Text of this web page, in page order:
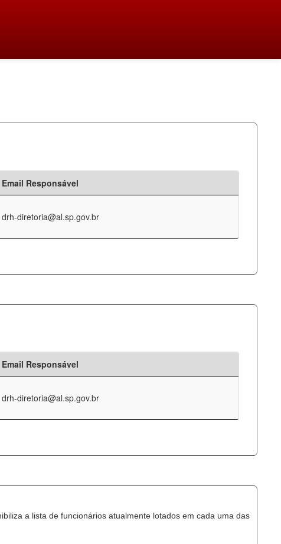
Email Responsável
drh-diretoria@al.sp.gov.br
Email Responsável
drh-diretoria@al.sp.gov.br
a lista de funcionários atualmente lotados em cada uma das